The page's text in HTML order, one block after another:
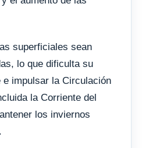
superficiales sean
lo que dificulta su
e impulsar la Circulación
la Corriente del
los inviernos